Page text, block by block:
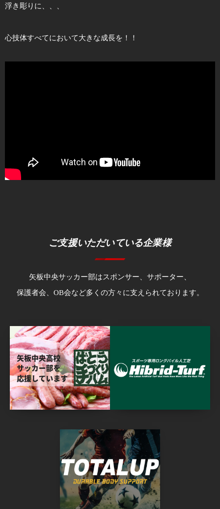
浮き彫りに、、、
心技体すべてにおいて大きな成長を！！
ご支援いただいている企業様
矢板中央サッカー部はスポンサー、サポーター、
保護者会、OB会など多くの方々に支えられております。